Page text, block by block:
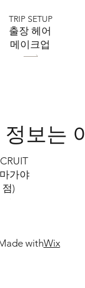
withWix
정보는
가야
점)
TRIP SETUP
출장 헤어
메이크업